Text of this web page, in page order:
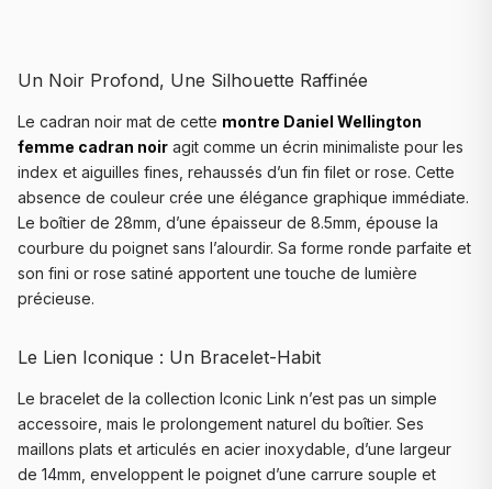
Un Noir Profond, Une Silhouette Raffinée
Le cadran noir mat de cette montre Daniel Wellington
femme cadran noir agit comme un écrin minimaliste pour les
index et aiguilles fines, rehaussés d’un fin filet or rose. Cette
absence de couleur crée une élégance graphique immédiate.
Le boîtier de 28mm, d’une épaisseur de 8.5mm, épouse la
courbure du poignet sans l’alourdir. Sa forme ronde parfaite et
son fini or rose satiné apportent une touche de lumière
précieuse.
Le Lien Iconique : Un Bracelet-Habit
Le bracelet de la collection Iconic Link n’est pas un simple
accessoire, mais le prolongement naturel du boîtier. Ses
maillons plats et articulés en acier inoxydable, d’une largeur
de 14mm, enveloppent le poignet d’une carrure souple et